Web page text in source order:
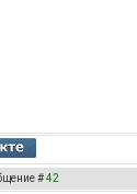
#42